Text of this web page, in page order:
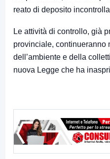
reato di deposito
Le attività di controllo, già
provinciale, continueranno
dell’ambiente e della
nuova Legge che ha